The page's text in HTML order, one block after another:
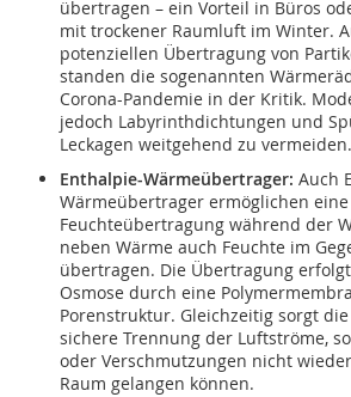
übertragen – ein Vorteil in Büros
mit trockener Raumluft im Winter.
potenziellen Übertragung von
standen die sogenannten
Corona-Pandemie in der Kritik.
jedoch Labyrinthdichtungen und
Leckagen weitgehend zu vermeiden.
Enthalpie-Wärmeübertrager: Auch
Wärmeübertrager ermöglichen eine
Feuchteübertragung während der
neben Wärme auch Feuchte im
übertragen. Die Übertragung
Osmose durch eine
Porenstruktur. Gleichzeitig sorgt
sichere Trennung der Luftströme,
oder Verschmutzungen nicht
Raum gelangen können.